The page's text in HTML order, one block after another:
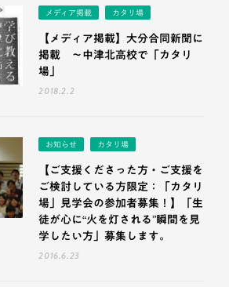
メディア掲載 カタリ場
2018.2.2
【メディア掲載】大分合同新聞に
掲載 ～中津北高校で「カタリ
場」
お知らせ カタリ場
2016.6.23
【ご支援くださった方・ご支援を
ご検討している方限定：「カタリ
場」見学会の参加者募集！】「生
徒が心に“火を灯される”瞬間を見
学したい方」募集します。